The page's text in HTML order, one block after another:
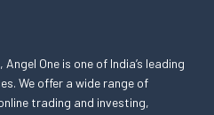
One is one of India’s leading
We offer a wide range of
trading and investing,